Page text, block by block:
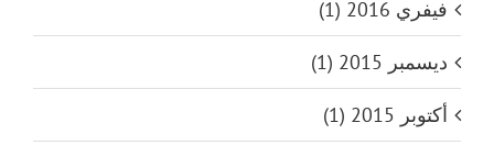
فيفري 2016 (1)
ديسمبر 2015 (1)
أكتوبر 2015 (1)